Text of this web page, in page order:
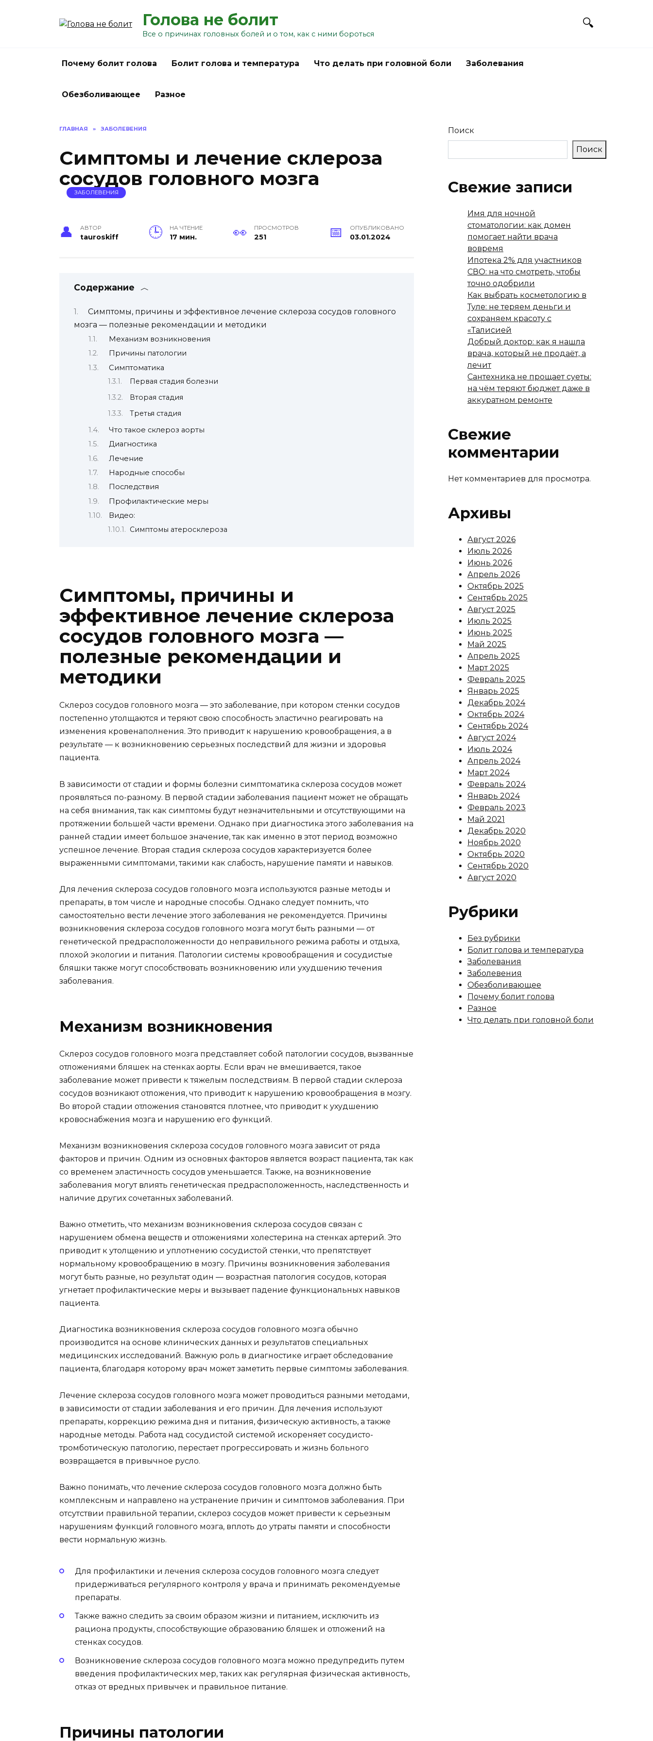
Голова не болит
Все о причинах головных болей и о том, как с ними бороться
Почему болит голова Болит голова и температура Что делать при головной боли Заболевания
Обезболивающее Разное
ГЛАВНАЯ » ЗАБОЛЕВЕНИЯ
Симптомы и лечение склероза
сосудов головного мозга
ЗАБОЛЕВЕНИЯ
АВТОР
tauroskiff
НА ЧТЕНИЕ
17 мин.
ПРОСМОТРОВ
251
ОПУБЛИКОВАНО
03.01.2024
Содержание
Симптомы, причины и эффективное лечение склероза сосудов головного
мозга — полезные рекомендации и методики
Механизм возникновения
Причины патологии
Симптоматика
Первая стадия болезни
Вторая стадия
Третья стадия
Что такое склероз аорты
Диагностика
Лечение
Народные способы
Последствия
Профилактические меры
Видео:
Симптомы атеросклероза
Симптомы, причины и
эффективное лечение склероза
сосудов головного мозга —
полезные рекомендации и
методики
Склероз сосудов головного мозга — это заболевание, при котором стенки сосудов
постепенно утолщаются и теряют свою способность эластично реагировать на
изменения кровенаполнения. Это приводит к нарушению кровообращения, а в
результате — к возникновению серьезных последствий для жизни и здоровья
пациента.
В зависимости от стадии и формы болезни симптоматика склероза сосудов может
проявляться по-разному. В первой стадии заболевания пациент может не обращать
на себя внимания, так как симптомы будут незначительными и отсутствующими на
протяжении большей части времени. Однако при диагностика этого заболевания на
ранней стадии имеет большое значение, так как именно в этот период возможно
успешное лечение. Вторая стадия склероза сосудов характеризуется более
выраженными симптомами, такими как слабость, нарушение памяти и навыков.
Для лечения склероза сосудов головного мозга используются разные методы и
препараты, в том числе и народные способы. Однако следует помнить, что
самостоятельно вести лечение этого заболевания не рекомендуется. Причины
возникновения склероза сосудов головного мозга могут быть разными — от
генетической предрасположенности до неправильного режима работы и отдыха,
плохой экологии и питания. Патологии системы кровообращения и сосудистые
бляшки также могут способствовать возникновению или ухудшению течения
заболевания.
Механизм возникновения
Склероз сосудов головного мозга представляет собой патологии сосудов, вызванные
отложениями бляшек на стенках аорты. Если врач не вмешивается, такое
заболевание может привести к тяжелым последствиям. В первой стадии склероза
сосудов возникают отложения, что приводит к нарушению кровообращения в мозгу.
Во второй стадии отложения становятся плотнее, что приводит к ухудшению
кровоснабжения мозга и нарушению его функций.
Механизм возникновения склероза сосудов головного мозга зависит от ряда
факторов и причин. Одним из основных факторов является возраст пациента, так как
со временем эластичность сосудов уменьшается. Также, на возникновение
заболевания могут влиять генетическая предрасположенность, наследственность и
наличие других сочетанных заболеваний.
Важно отметить, что механизм возникновения склероза сосудов связан с
нарушением обмена веществ и отложениями холестерина на стенках артерий. Это
приводит к утолщению и уплотнению сосудистой стенки, что препятствует
нормальному кровообращению в мозгу. Причины возникновения заболевания
могут быть разные, но результат один — возрастная патология сосудов, которая
угнетает профилактические меры и вызывает падение функциональных навыков
пациента.
Диагностика возникновения склероза сосудов головного мозга обычно
производится на основе клинических данных и результатов специальных
медицинских исследований. Важную роль в диагностике играет обследование
пациента, благодаря которому врач может заметить первые симптомы заболевания.
Лечение склероза сосудов головного мозга может проводиться разными методами,
в зависимости от стадии заболевания и его причин. Для лечения используют
препараты, коррекцию режима дня и питания, физическую активность, а также
народные методы. Работа над сосудистой системой искореняет сосудисто-
тромботическую патологию, перестает прогрессировать и жизнь больного
возвращается в привычное русло.
Важно понимать, что лечение склероза сосудов головного мозга должно быть
комплексным и направлено на устранение причин и симптомов заболевания. При
отсутствии правильной терапии, склероз сосудов может привести к серьезным
нарушениям функций головного мозга, вплоть до утраты памяти и способности
вести нормальную жизнь.
Для профилактики и лечения склероза сосудов головного мозга следует
придерживаться регулярного контроля у врача и принимать рекомендуемые
препараты.
Также важно следить за своим образом жизни и питанием, исключить из
рациона продукты, способствующие образованию бляшек и отложений на
стенках сосудов.
Возникновение склероза сосудов головного мозга можно предупредить путем
введения профилактических мер, таких как регулярная физическая активность,
отказ от вредных привычек и правильное питание.
Причины патологии
Поиск
Поиск
Свежие записи
Имя для ночной
стоматологии: как домен
помогает найти врача
вовремя
Ипотека 2% для участников
СВО: на что смотреть, чтобы
точно одобрили
Как выбрать косметологию в
Туле: не теряем деньги и
сохраняем красоту с
«Талисией
Добрый доктор: как я нашла
врача, который не продаёт, а
лечит
Сантехника не прощает суеты:
на чём теряют бюджет даже в
аккуратном ремонте
Свежие
комментарии
Нет комментариев для просмотра.
Архивы
Август 2026
Июль 2026
Июнь 2026
Апрель 2026
Октябрь 2025
Сентябрь 2025
Август 2025
Июль 2025
Июнь 2025
Май 2025
Апрель 2025
Март 2025
Февраль 2025
Январь 2025
Декабрь 2024
Октябрь 2024
Сентябрь 2024
Август 2024
Июль 2024
Апрель 2024
Март 2024
Февраль 2024
Январь 2024
Февраль 2023
Май 2021
Декабрь 2020
Ноябрь 2020
Октябрь 2020
Сентябрь 2020
Август 2020
Рубрики
Без рубрики
Болит голова и температура
Заболевания
Заболевения
Обезболивающее
Почему болит голова
Разное
Что делать при головной боли